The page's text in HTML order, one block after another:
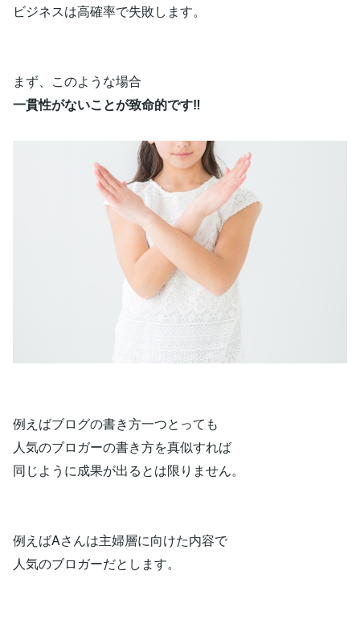
ビジネスは高確率で失敗します。
まず、このような場合
一貫性がないことが致命的です‼
例えばブログの書き方一つとっても
人気のブロガーの書き方を真似すれば
同じように成果が出るとは限りません。
例えばAさんは主婦層に向けた内容で
人気のブロガーだとします。